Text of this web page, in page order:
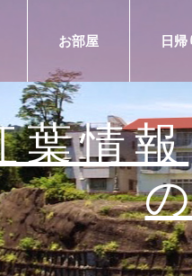
お部屋 日帰
葉情報